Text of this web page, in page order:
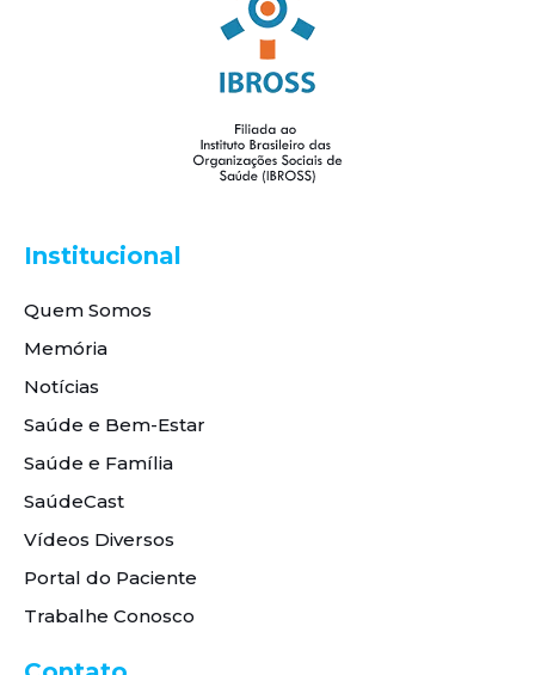
Institucional
Quem Somos
Memória
Notícias
Saúde e Bem-Estar
Saúde e Família
SaúdeCast
Vídeos Diversos
Portal do Paciente
Trabalhe Conosco